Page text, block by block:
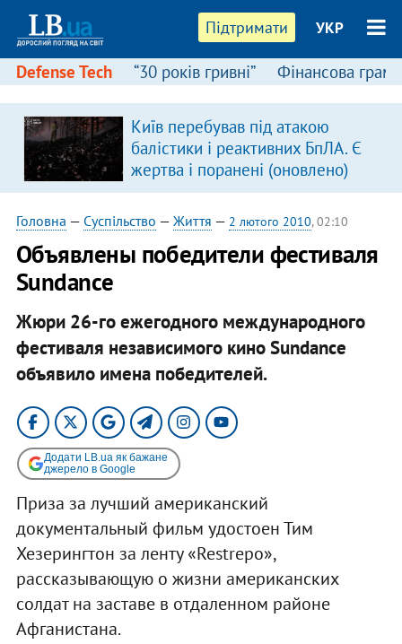
Підтримати УКР
Defense Tech “30 років гривні” Фінансова
Київ перебував під атакою
балістики і реактивних БпЛА. Є
жертва і поранені (оновлено)
Головна — Суспільство — Життя — 2 лютого 2010, 02:10
Объявлены победители фестиваля
Sundance
Жюри 26-го ежегодного международного
фестиваля независимого кино Sundance
объявило имена победителей.
Додати LB.ua як бажане
джерело в Google
Приза за лучший американский
документальный фильм удостоен Тим
Хезерингтон за ленту «Restrepo»,
рассказывающую о жизни американских
солдат на заставе в отдаленном районе
Афганистана.